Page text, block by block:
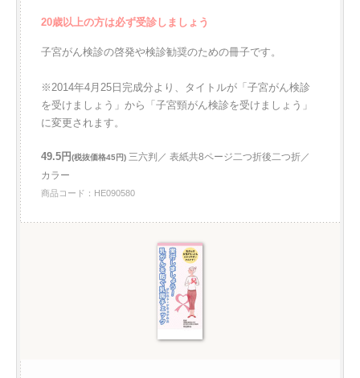
20歳以上の方は必ず受診しましょう
子宮がん検診の啓発や検診勧奨のための冊子です。
※2014年4月25日完成分より、タイトルが「子宮がん検診
を受けましょう」から「子宮頸がん検診を受けましょう」
に変更されます。
49.5円(税抜価格45円) 三六判／ 表紙共8ページ二つ折後二つ折／
カラー
商品コード：HE090580